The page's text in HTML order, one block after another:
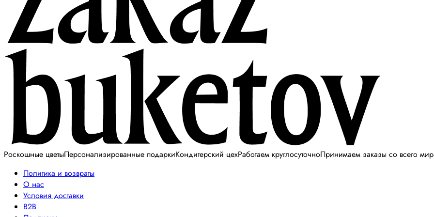
Роскошные цветыПерсонализированные подаркиКондитерский цехРаботаем круглосуточноПринимаем заказы со всего
Политика и возвраты
О нас
Условия доставки
B2B